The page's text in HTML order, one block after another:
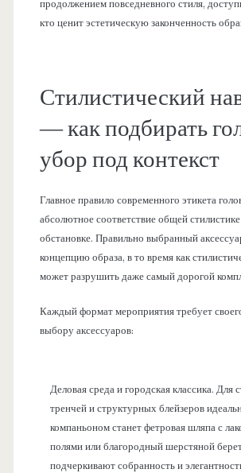
продолжением повседневного стиля,
кто ценит эстетическую законченность
Стилистический
— как подбирать
убор под контекст
Главное правило современного этикета
абсолютное соответствие общей
обстановке. Правильно выбранный
концепцию образа, в то время как
может разрушить даже самый дорогой
Каждый формат мероприятия требует
выбору аксессуаров:
Деловая среда и городская классика. Для
тренчей и структурных блейзеров
компаньоном станет фетровая шляпа с
полями или благородный шерстяной
подчеркивают собранность и